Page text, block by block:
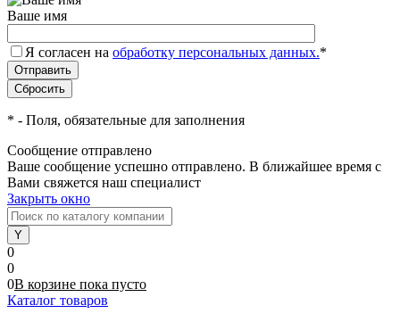
Ваше имя
Я согласен на обработку персональных данных.*
* - Поля, обязательные для заполнения
Сообщение отправлено
Ваше сообщение успешно отправлено. В ближайшее время с
Вами свяжется наш специалист
Закрыть окно
0
0
0В корзине пока пусто
Каталог товаров